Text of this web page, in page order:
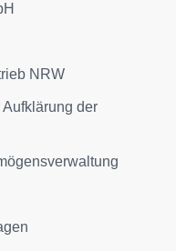
NRW
der